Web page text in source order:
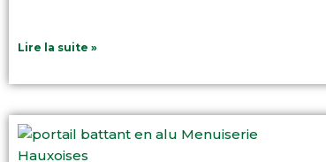
Lire la suite »